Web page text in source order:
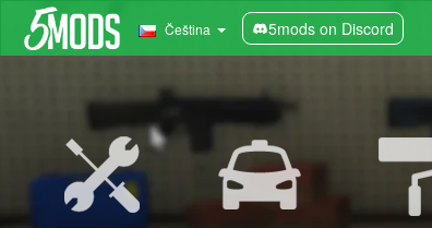
Čeština 5mods on Discord